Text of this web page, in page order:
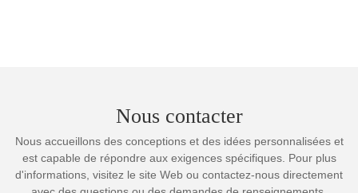
Nous contacter
Nous accueillons des conceptions et des idées personnalisées et
est capable de répondre aux exigences spécifiques. Pour plus
d'informations, visitez le site Web ou contactez-nous directement